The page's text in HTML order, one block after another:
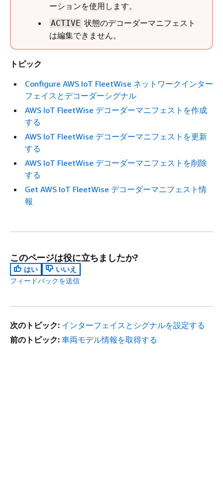
ーションを使用します。
ACTIVE 状態のデコーダーマニフェスト
は編集できません。
トピック
Configure AWS IoT FleetWise ネットワークインター
フェイスとデコーダーシグナル
AWS IoT FleetWise デコーダーマニフェストを作成
する
AWS IoT FleetWise デコーダーマニフェストを更新
する
AWS IoT FleetWise デコーダーマニフェストを削除
する
Get AWS IoT FleetWise デコーダーマニフェスト情
報
このページは役に立ちましたか?
はい
いいえ
フィードバックを送信
次のトピック: インターフェイスとシグナルを設定する
前のトピック: 車両モデル情報を取得する